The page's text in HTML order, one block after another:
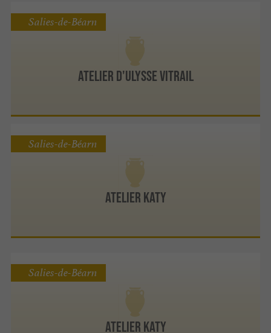
Atelier d'Ulysse Vitrail
Salies-de-Béarn
Atelier Katy
Salies-de-Béarn
ATELIER KATY
Salies-de-Béarn